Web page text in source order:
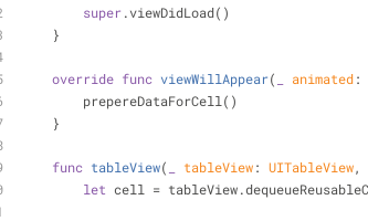
super.viewDidLoad()
    }
override func viewWillAppear( animated:
        prepereDataForCell()
    }
func tableView( tableView: UITableView,
let cell =